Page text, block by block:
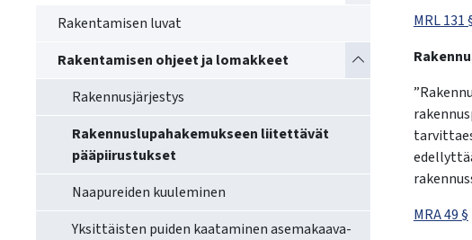
ja
Rakentamisen luvat
Rakentamisen ohjeet ja lomakkeet
Vaihda
Rakennusjärjestys
Rakennuslupahakemukseen liitettävät
pääpiirustukset
Naapureiden kuuleminen
Yksittäisten puiden kaataminen asemakaava-
MRL 131
MRA 49 §